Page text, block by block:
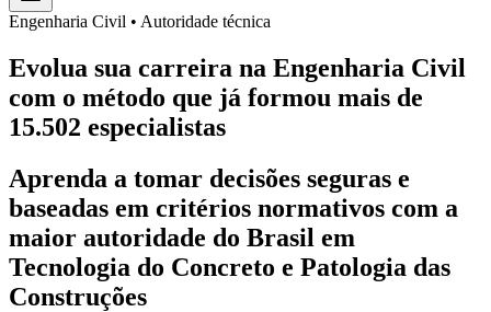
Engenharia Civil • Autoridade técnica
Evolua sua carreira na Engenharia Civil
com o método que já formou mais de
15.502 especialistas
Aprenda a tomar decisões seguras e
baseadas em critérios normativos com a
maior autoridade do Brasil em
Tecnologia do Concreto e Patologia das
Construções